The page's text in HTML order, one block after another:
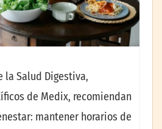
la Salud Digestiva,
de Medix, recomiendan
mantener horarios de